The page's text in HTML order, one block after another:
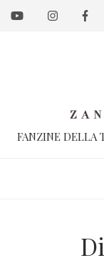
Salta
FANZINE DELLA